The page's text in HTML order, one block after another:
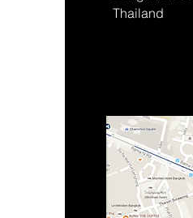
Thailand